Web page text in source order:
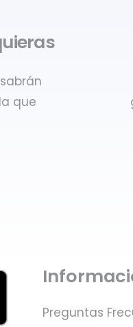
que
Preguntas